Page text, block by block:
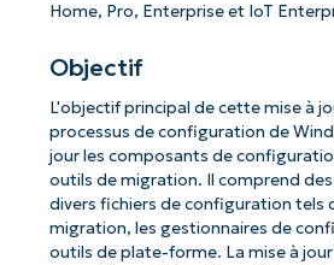
Home, Pro, Enterprise et IoT
Objectif
L'objectif principal de cette mise à
processus de configuration de
jour les composants de
outils de migration. Il comprend
divers fichiers de configuration tels
migration, les gestionnaires de
outils de plate-forme. La mise à jour